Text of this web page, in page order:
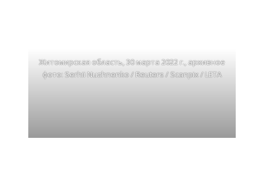
Житомирская область, 30 марта 2022 г., архивное
фото: Serhii Nuzhnenko / Reuters / Scanpix / LETA